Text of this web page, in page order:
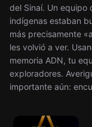
del Sinaí. Un
indígenas estaban
más precisamente
les volvió a ver.
memoria ADN, tu
exploradores.
importante aún: